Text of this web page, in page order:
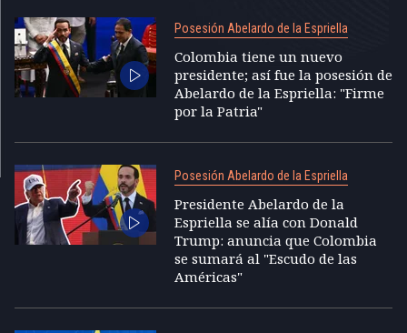
Posesión Abelardo de la Espriella
Colombia tiene un nuevo
presidente; así fue la posesión de
Abelardo de la Espriella: "Firme
por la Patria"
Posesión Abelardo de la Espriella
Presidente Abelardo de la
Espriella se alía con Donald
Trump: anuncia que Colombia
se sumará al "Escudo de las
Américas"